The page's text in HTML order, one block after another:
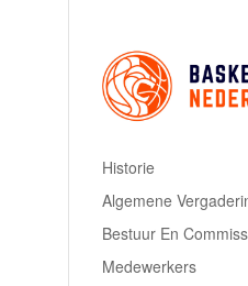
Historie
Algemene
Bestuur En
Medewerkers